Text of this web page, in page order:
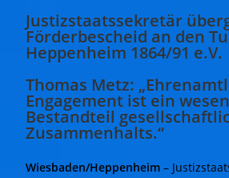
Justizstaatssekretär
Förderbescheid an den
Heppenheim 1864/91 e.V.
Thomas Metz:
Engagement ist ein
Bestandteil
Zusammenhalts.“
Wiesbaden/Heppenheim–